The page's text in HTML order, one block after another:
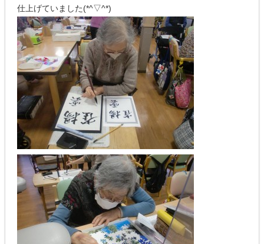
仕上げていました(*^▽^*)